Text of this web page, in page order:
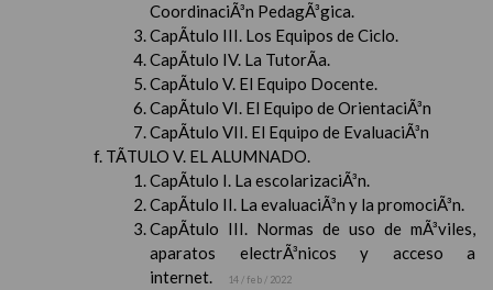
CoordinaciÃ³n PedagÃ³gica.
CapÃ­tulo III. Los Equipos de Ciclo.
CapÃ­tulo IV. La TutorÃ­a.
CapÃ­tulo V. El Equipo Docente.
CapÃ­tulo VI. El Equipo de OrientaciÃ³n
CapÃ­tulo VII. El Equipo de EvaluaciÃ³n
TÃTULO V. EL ALUMNADO.
CapÃ­tulo I. La escolarizaciÃ³n.
CapÃ­tulo II. La evaluaciÃ³n y la promociÃ³n.
CapÃ­tulo III. Normas de uso de mÃ³viles,
aparatos electrÃ³nicos y acceso a
internet.
14 / feb / 2022